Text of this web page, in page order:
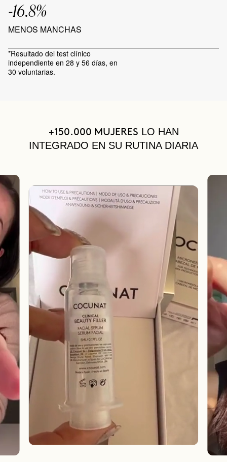
-16.8%
MENOS MANCHAS
*Resultado del test clínico
independiente en 28 y 56 días, en
30 voluntarias.
+150.000 MUJERES LO HAN
INTEGRADO EN SU RUTINA DIARIA